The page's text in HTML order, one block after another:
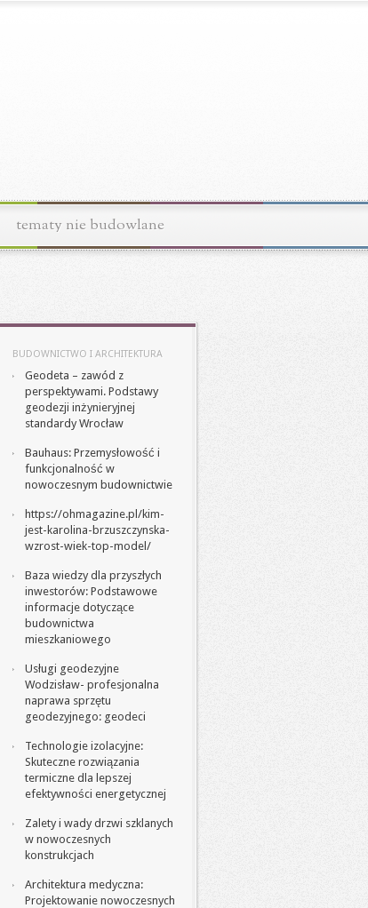
tematy nie budowlane
BUDOWNICTWO I ARCHITEKTURA
Geodeta – zawód z
perspektywami. Podstawy
geodezji inżynieryjnej
standardy Wrocław
Bauhaus: Przemysłowość i
funkcjonalność w
nowoczesnym budownictwie
https://ohmagazine.pl/kim-
jest-karolina-brzuszczynska-
wzrost-wiek-top-model/
Baza wiedzy dla przyszłych
inwestorów: Podstawowe
informacje dotyczące
budownictwa
mieszkaniowego
Usługi geodezyjne
Wodzisław- profesjonalna
naprawa sprzętu
geodezyjnego: geodeci
Technologie izolacyjne:
Skuteczne rozwiązania
termiczne dla lepszej
efektywności energetycznej
Zalety i wady drzwi szklanych
w nowoczesnych
konstrukcjach
Architektura medyczna:
Projektowanie nowoczesnych